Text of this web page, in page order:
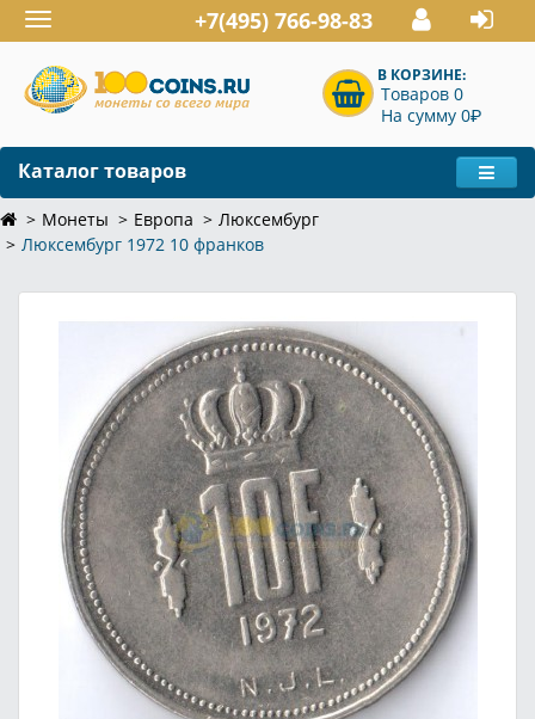
Toggle
navigation
+7(495) 766-98-83
В КОРЗИНЕ:
Товаров 0
На сумму 0P
Каталог товаров
Монеты Европа
Люксембург
Люксембург 1972 10 франков